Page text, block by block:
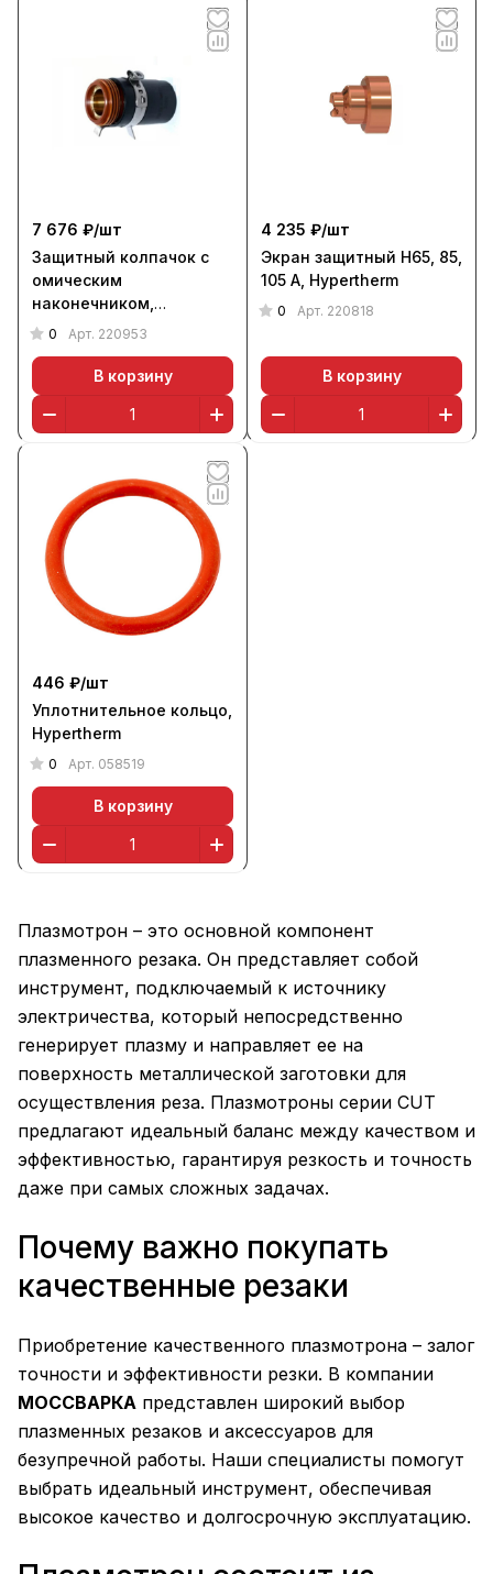
7 676 ₽/шт
Защитный колпачок с
омическим
наконечником,
Hypertherm
0 Арт. 220953
В корзину
4 235 ₽/шт
Экран защитный Н65, 85,
105 А, Hypertherm
0 Арт. 220818
В корзину
446 ₽/шт
Уплотнительное кольцо,
Hypertherm
0 Арт. 058519
В корзину
Плазмотрон – это основной компонент
плазменного резака. Он представляет собой
инструмент, подключаемый к источнику
электричества, который непосредственно
генерирует плазму и направляет ее на
поверхность металлической заготовки для
осуществления реза. Плазмотроны серии CUT
предлагают идеальный баланс между качеством и
эффективностью, гарантируя резкость и точность
даже при самых сложных задачах.
Почему важно покупать
качественные резаки
Приобретение качественного плазмотрона – залог
точности и эффективности резки. В компании
МОССВАРКА представлен широкий выбор
плазменных резаков и аксессуаров для
безупречной работы. Наши специалисты помогут
выбрать идеальный инструмент, обеспечивая
высокое качество и долгосрочную эксплуатацию.